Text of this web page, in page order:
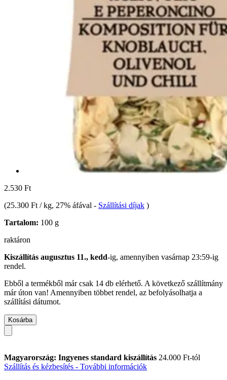
2.530 Ft
(25.300 Ft / kg, 27% áfával - Szállítási díjak )
Tartalom: 100 g
raktáron
Kiszállítás augusztus 11., kedd-ig, amennyiben vasárnap 23:59-ig
rendel.
Ebből a termékből már csak 14 db elérhető. A következő szállítmány
már úton van! Amennyiben többet rendel, az befolyásolhatja a
szállítási dátumot.
Kosárba
Magyarország: Ingyenes standard kiszállítás 24.000 Ft-tól
Szállítás és kézbesítés - További információk